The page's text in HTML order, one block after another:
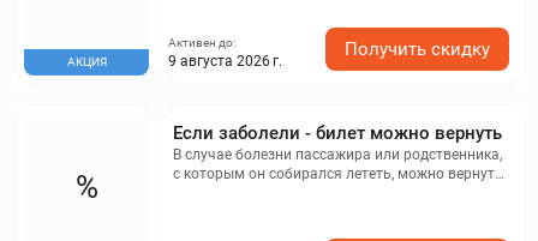
АКЦИЯ
Активен до:
9 августа 2026 г.
Получить скидку
Если заболели - билет можно вернуть
В случае болезни пассажира или родственника,
с которым он собирался лететь, можно вернуть
%